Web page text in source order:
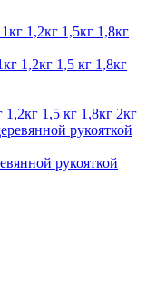
1,2кг 1,5кг 1,8кг
1,5 кг 1,8кг 2кг
рукояткой